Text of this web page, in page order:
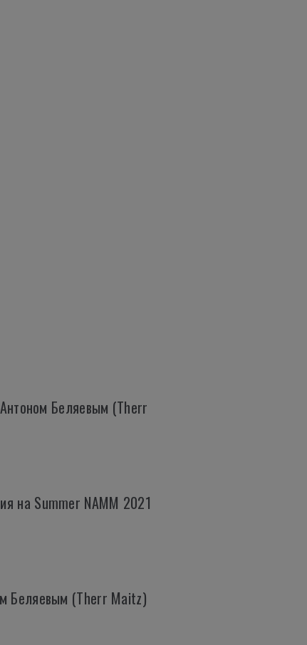
Беляевым (Therr
на Summer NAMM 2021
Беляевым (Therr Maitz)